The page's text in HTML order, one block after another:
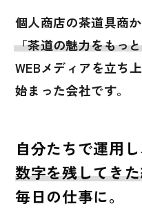
個人商店の茶道具商か
「茶道の魅力をもっ
WEBメディアを立ち
始まった会社です。
自分たちで運用し
数字を残してき
毎日の仕事に。